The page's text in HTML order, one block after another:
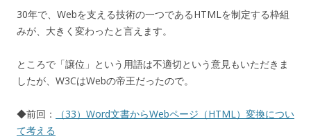
30年で、Webを支える技術の一つであるHTMLを制定する枠組
みが、大きく変わったと言えます。
ところで「譲位」という用語は不適切という意見もいただきま
したが、W3CはWebの帝王だったので。
◆前回：
（33）Word文書からWebページ（HTML）変換につい
て考える